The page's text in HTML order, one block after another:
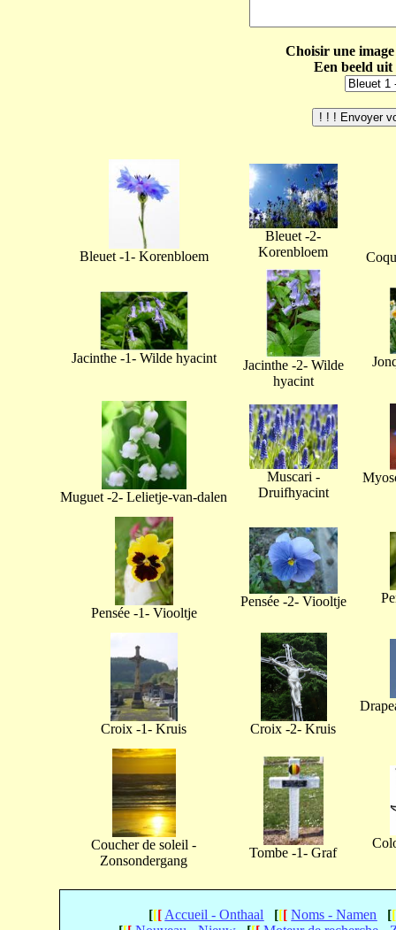
Choisir une
Een beeld
Bleuet -1- Korenbloem
Bleuet -2-
Korenbloem
Jacinthe -1- Wilde hyacint
Jacinthe -2- Wilde
hyacint
Muguet -2- Lelietje-van-dalen
Muscari -
Druifhyacint
Pensée -1- Viooltje
Pensée -2- Viooltje
Croix -1- Kruis Croix -2- Kruis
Coucher de soleil -
Zonsondergang
Tombe -1- Graf
[[[ Accueil - Onthaal [[[ Noms - Namen [[